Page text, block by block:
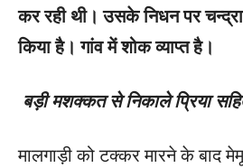
कर रही थी। उसके निधन पर
किया है। गांव में शोक व्याप्त है।
बड़ी मशक्कत से निकाले प्रिया
मालगाड़ी को टक्कर मारने के